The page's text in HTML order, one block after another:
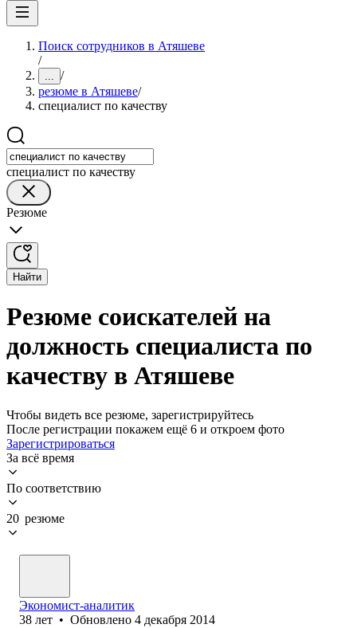
Поиск сотрудников в Атяшеве
/
... /
резюме в Атяшеве/
специалист по качеству
специалист по качеству
Резюме
Найти
Резюме соискателей на
должность специалиста по
качеству в Атяшеве
Чтобы видеть все резюме, зарегистрируйтесь
После регистрации покажем ещё 6 и откроем фото
Зарегистрироваться
За всё время
По соответствию
20 резюме
Экономист-аналитик
38 лет • Обновлено 4 декабря 2014